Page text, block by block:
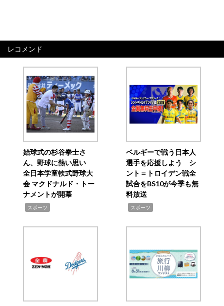
レコメンド
始球式の杉谷拳士さ
ん、野球に熱い思い
全日本学童軟式野球大
会 マクドナルド・トー
ナメントが開幕
スポーツ
ベルギーで戦う日本人
選手を応援しよう シ
ント＝トロイデン戦全
試合をBS10が今季も無
料放送
スポーツ